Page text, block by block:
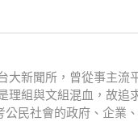
新聞所，曾從事主
組與文組混血，故追
民社會的政府、企業